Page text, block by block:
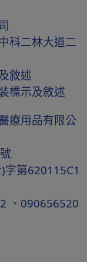
科二林大道二
敘述
標示及敘述
療用品有限公
字第620115C1
、090656520